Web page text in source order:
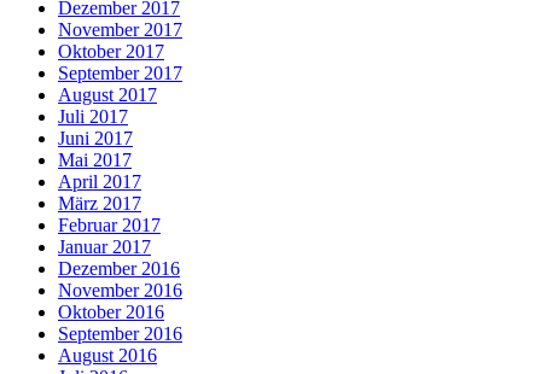
Dezember 2017
November 2017
Oktober 2017
September 2017
August 2017
Juli 2017
Juni 2017
Mai 2017
April 2017
März 2017
Februar 2017
Januar 2017
Dezember 2016
November 2016
Oktober 2016
September 2016
August 2016